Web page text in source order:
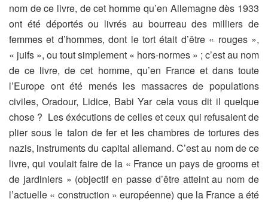
nom de ce livre, de cet homme qu’en Allemagne dès 1933
ont été déportés ou livrés au bourreau des milliers de
femmes et d’hommes, dont le tort était d’être « rouges »,
« juifs », ou tout simplement « hors-normes » ; c’est au nom
de ce livre, de cet homme, qu’en France et dans toute
l’Europe ont été menés les massacres de populations
civiles, Oradour, Lidice, Babi Yar cela vous dit il quelque
chose ? Les éxécutions de celles et ceux qui refusaient de
plier sous le talon de fer et les chambres de tortures des
nazis, instruments du capital allemand. C’est au nom de ce
livre, qui voulait faire de la « France un pays de grooms et
de jardiniers » (objectif en passe d’être atteint au nom de
l’actuelle « construction » européenne) que la France a été